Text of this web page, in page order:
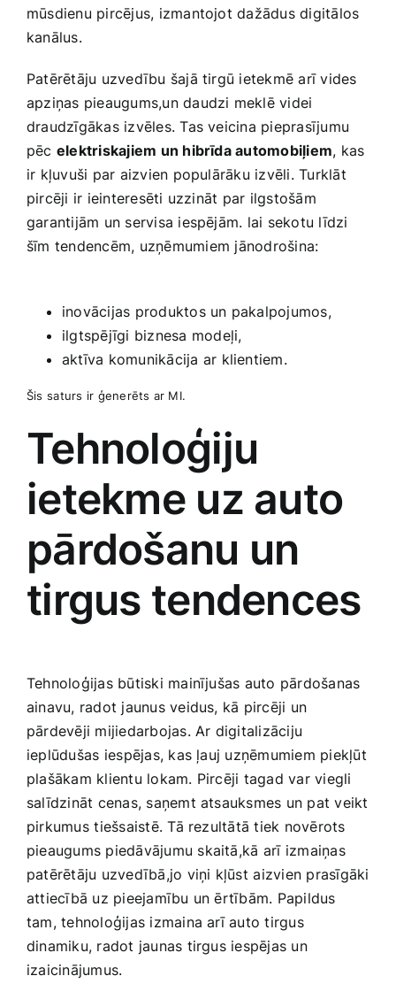
mūsdienu pircējus, izmantojot dažādus ‍digitālos
kanālus.
Patērētāju uzvedību‌ šajā tirgū ietekmē ​arī vides
apziņas pieaugums,un daudzi meklē videi
draudzīgākas izvēles. Tas veicina pieprasījumu
pēc elektriskajiem un hibrīda automobiļiem, kas⁣
ir kļuvuši par aizvien populārāku izvēli. Turklāt‌
pircēji ir ieinteresēti​ uzzināt ‌par ilgstošām‍
garantijām un ‌servisa iespējām. lai sekotu līdzi
šīm tendencēm, uzņēmumiem ⁢jānodrošina:
inovācijas‍ produktos​ un ‌pakalpojumos,
ilgtspējīgi biznesa modeļi,
aktīva komunikācija​ ar klientiem.
Šis ⁤saturs ir ģenerēts ar MI.
Tehnoloģiju
ietekme uz auto
pārdošanu un
tirgus tendences
Tehnoloģijas būtiski mainījušas auto pārdošanas
ainavu, radot jaunus veidus, kā pircēji un
pārdevēji mijiedarbojas. Ar digitalizāciju
ieplūdušas ⁣iespējas, kas ļauj ‌uzņēmumiem piekļūt
​plašākam klientu lokam. ‌Pircēji tagad ‍var‍ viegli‍
salīdzināt cenas, saņemt atsauksmes un pat veikt
pirkumus ⁢tiešsaistē. Tā rezultātā tiek novērots
pieaugums piedāvājumu skaitā,kā⁢ arī izmaiņas
patērētāju uzvedībā,jo viņi kļūst ⁣aizvien prasīgāki
attiecībā uz​ pieejamību‌ un ērtībām. Papildus
tam, tehnoloģijas izmaina arī auto tirgus
dinamiku, radot jaunas tirgus iespējas un
izaicinājumus.